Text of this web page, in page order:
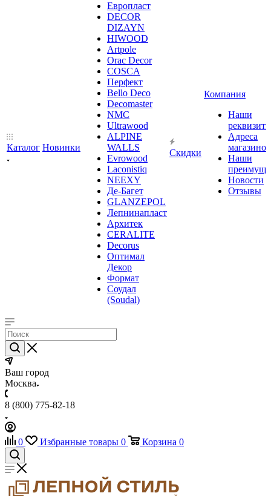
Каталог Новинки
Европласт
DECOR
DIZAYN
HIWOOD
Artpole
Orac Decor
COSCA
Перфект
Bello Deco
Decomaster
NMС
Ultrawood
ALPINE
WALLS
Evrowood
Laconistiq
NEEXY
Де-Багет
GLANZEPOL
Лепнинапласт
Архитек
CERALITE
Decorus
Оптимал
Декор
Формат
Соудал
(Soudal)
Скидки
Компания
Наши
Адреса
магазинов
Наши
Новости
Отзывы
Ваш город
Москва
8 (800) 775-82-18
0 Избранные товары 0 Корзина 0